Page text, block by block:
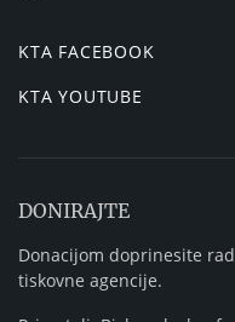
KTA FACEBOOK
KTA YOUTUBE
DONIRAJTE
Donacijom doprinesite
tiskovne agencije.